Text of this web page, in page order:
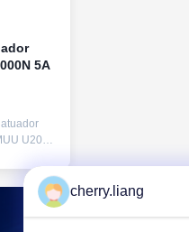
5A
U20K
industrial
cherry.liang